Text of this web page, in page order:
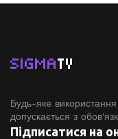
SIGMATV
Будь-яке
допускається з
Підписатися на